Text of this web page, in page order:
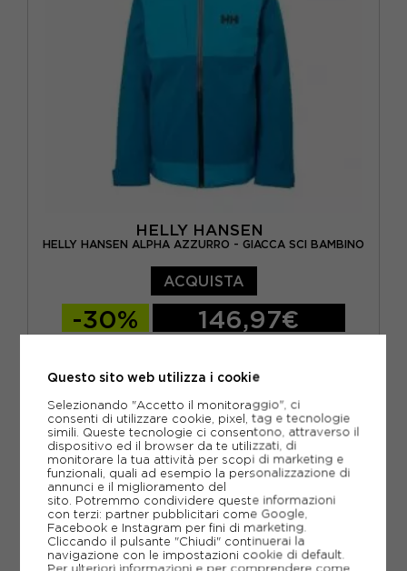
HELLY HANSEN
HELLY HANSEN ALPHA AZZURRO - GIACCA SCI BAMBINO
140 CM / 10 A 152 CM / 12 A
164 CM / 14 A
ACQUISTA
-30% 146,97€
Questo sito web utilizza i cookie
Selezionando "Accetto il monitoraggio", ci
consenti di utilizzare cookie, pixel, tag e tecnologie
simili. Queste tecnologie ci consentono, attraverso il
dispositivo ed il browser da te utilizzati, di
monitorare la tua attività per scopi di marketing e
funzionali, quali ad esempio la personalizzazione di
annunci e il miglioramento del
sito. Potremmo condividere queste informazioni
con terzi: partner pubblicitari come Google,
Facebook e Instagram per fini di marketing.
Cliccando il pulsante "Chiudi" continuerai la
navigazione con le impostazioni cookie di default.
Per ulteriori informazioni e per comprendere come